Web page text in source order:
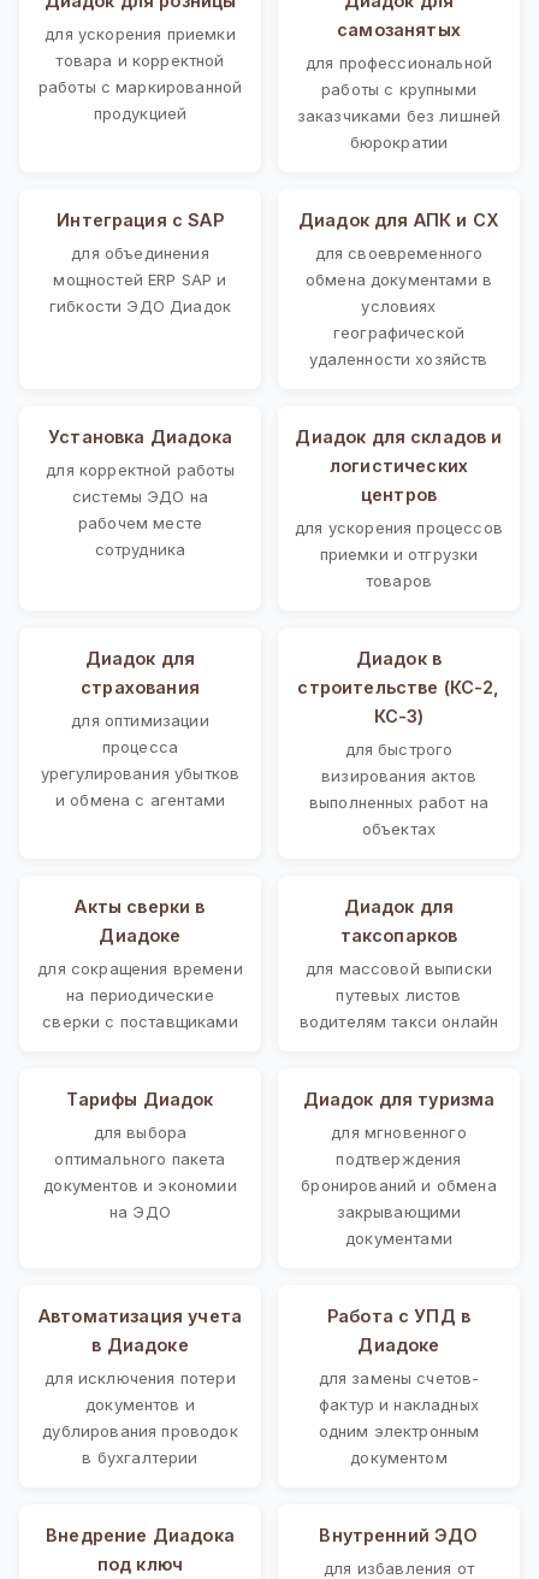
для ускорения приемки
товара и корректной
работы с маркированной
продукцией
самозанятых
для профессиональной
работы с крупными
заказчиками без лишней
бюрократии
Интеграция с SAP
для объединения
мощностей ERP SAP и
гибкости ЭДО Диадок
Диадок для АПК и СХ
для своевременного
обмена документами в
условиях
географической
удаленности хозяйств
Установка Диадока
для корректной работы
системы ЭДО на
рабочем месте
сотрудника
Диадок для складов и
логистических
центров
для ускорения процессов
приемки и отгрузки
товаров
Диадок для
страхования
для оптимизации
процесса
урегулирования убытков
и обмена с агентами
Диадок в
строительстве (КС-2,
КС-3)
для быстрого
визирования актов
выполненных работ на
объектах
Акты сверки в
Диадоке
для сокращения времени
на периодические
сверки с поставщиками
Диадок для
таксопарков
для массовой выписки
путевых листов
водителям такси онлайн
Тарифы Диадок
для выбора
оптимального пакета
документов и экономии
на ЭДО
Диадок для туризма
для мгновенного
подтверждения
бронирований и обмена
закрывающими
документами
Автоматизация учета
в Диадоке
для исключения потери
документов и
дублирования проводок
в бухгалтерии
Работа с УПД в
Диадоке
для замены счетов-
фактур и накладных
одним электронным
документом
Внедрение Диадока
под ключ
Внутренний ЭДО
для избавления от